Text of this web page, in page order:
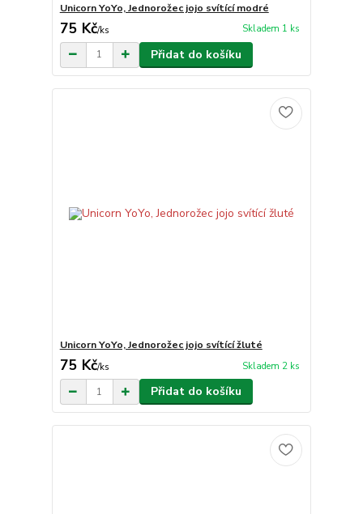
Unicorn YoYo, Jednorožec jojo svítící modré
75 Kč/ks Skladem 1 ks
Přidat do košíku
Unicorn YoYo, Jednorožec jojo svítící žluté
75 Kč/ks Skladem 2 ks
Přidat do košíku